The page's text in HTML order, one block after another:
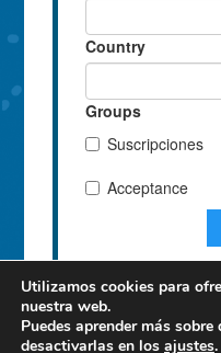
Utilizamos cookies para
nuestra web.
Puedes aprender más
desactivarlas en los ajustes.